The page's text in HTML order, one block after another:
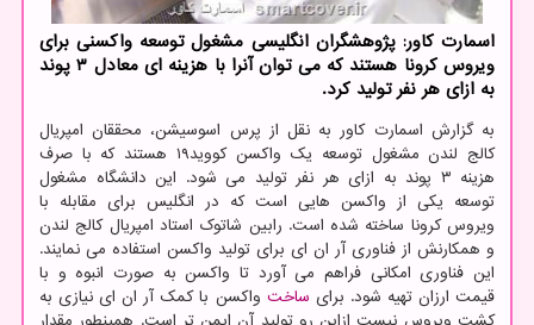
اسمارت كاور: پژوهشگران انگلیسی مشغول توسعه واكسنی برای
ویروس كرونا هستند كه می توان آنرا با هزینه ای معادل ۳ پوند
به ازای هر نفر تولید كرد.
به گزارش اسمارت کاور به نقل از پرس اسوسیشن، محققان امپریال
کالج لندن مشغول توسعه یک واکسن کووید۱۹ هستند که با صرف
هزینه ۳ پوند به ازای هر نفر تولید می شود. این دانشگاه مشغول
توسعه یکی از واکسن هایی است که در انگلیس برای مقابله با
ویروس کرونا ساخته شده است. رابین شاتوک استاد امپریال کالج لندن
و همکارنش از فناوری آر ان ای برای تولید واکسن استفاده می نمایند.
این فناوری امکانی فراهم می آورد تا واکسن به صورت انبوه و با
قیمت ارزان تهیه شود. برای ساخت واکسن با کمک آر ان ای نیازی به
کشت ویروس نیست ازاین رو تولید آن ایمن تر است. همینطور مقدار